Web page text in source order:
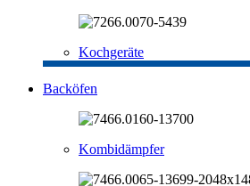
Kochgeräte
Backöfen
Kombidämpfer